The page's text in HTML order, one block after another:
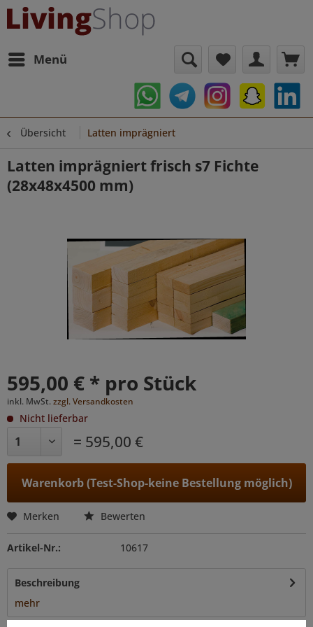
Menü
Übersicht Latten imprägniert
Latten imprägniert frisch s7 Fichte
(28x48x4500 mm)
595,00 € * pro Stück
inkl. MwSt. zzgl. Versandkosten
Nicht lieferbar
= 595,00 €
Warenkorb (Test-Shop-keine Bestellung möglich)
Merken Bewerten
Artikel-Nr.: 10617
Beschreibung
mehr